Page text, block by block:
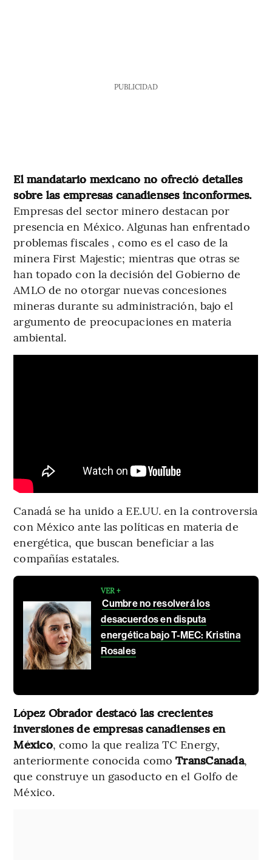
PUBLICIDAD
El mandatario mexicano no ofreció detalles
sobre las empresas canadienses inconformes.
Empresas del sector minero destacan por
presencia en México. Algunas han enfrentado
problemas fiscales , como es el caso de la
minera First Majestic; mientras que otras se
han topado con la decisión del Gobierno de
AMLO de no otorgar nuevas concesiones
mineras durante su administración, bajo el
argumento de preocupaciones en materia
ambiental.
Canadá se ha unido a EE.UU. en la controversia
con México ante las políticas en materia de
energética, que buscan beneficiar a las
compañías estatales.
VER +
Cumbre no resolverá los
desacuerdos en disputa
energética bajo T-MEC: Kristina
Rosales
López Obrador destacó las crecientes
inversiones de empresas canadienses en
México, como la que realiza TC Energy,
anteriormente conocida comoTransCanada,
que construye un gasoducto en el Golfo de
México.